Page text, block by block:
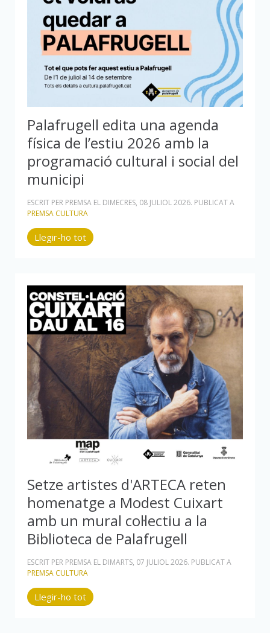
Palafrugell edita una agenda
física de l’estiu 2026 amb la
programació cultural i social del
municipi
ESCRIT PER PREMSA EL DIMECRES, 08 JULIOL 2026. PUBLICAT A
PREMSA CULTURA
Llegir-ho tot
Setze artistes d'ARTECA reten
homenatge a Modest Cuixart
amb un mural col·lectiu a la
Biblioteca de Palafrugell
ESCRIT PER PREMSA EL DIMARTS, 07 JULIOL 2026. PUBLICAT A
PREMSA CULTURA
Llegir-ho tot